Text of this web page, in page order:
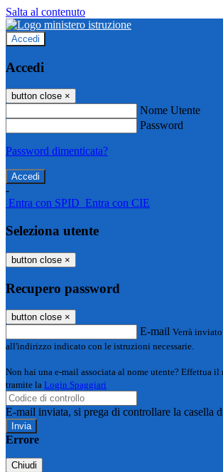
Salta al contenuto
Accedi
Accedi
button close ×
Nome Utente
Password
Password dimenticata?
-
Entra con SPID Entra con CIE
Seleziona utente
button close ×
Recupero password
button close ×
E-mail Verrà
all'indirizzo indicato con le istruzioni necessarie.
Non hai una e-mail associata al nome utente? Effettua il
tramite la Login Spaggiari
E-mail inviata, si prega di controllare la casella
Errore
Chiudi